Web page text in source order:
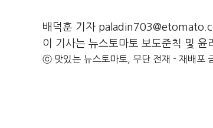
배덕훈 기자
이 기사는 뉴스토마토 보도준칙 및 윤
ⓒ 맛있는 뉴스토마토, 무단 전재 - 재배포